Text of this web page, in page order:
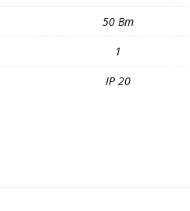
50 Вт
1
IP 20